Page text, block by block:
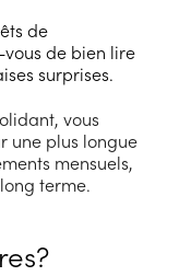
de
de bien lire
surprises.
vous
une plus longue
mensuels,
terme.